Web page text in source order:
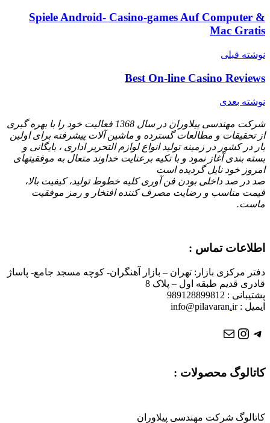
Spiele Android- Casino-games Auf Computer &
Mac Gratis
نوشته قبلی
Best On-line Casino Reviews
نوشته بعدی
شرکت مهندسی پیلاوران در سال 1368 فعالیت خود را با بهره گیری
از تحقیقات و مطالعات گسترده و ماشین آلات پیشرفته برای اولین
بار در کشور در زمینه تولید انواع لوازم التحریر اداری ، بایگانی و
بسته بندی آغاز نمود و با تكیه برعنایت خداوند متعال به موفقیتهای
امروز خود نایل گردیده است
صد در صد داخلی بودن فن آوری کلیه خطوط تولید، کیفیت بالا،
قیمت مناسب و رضایت مصرف کننده افتخار و رمز موفقیت
ماست.
اطلاعات تماس :
دفتر مرکزی بازار: تهران – بازار آهنگران- کوچه مسجد جامع- پاساژ
قادری قدیم طبقه اول – پلاک 8
پشتیبانی : 989128899812
ایمیل : info@pilavaran .ir
تلگرام
اینستاگرم
ایمیل
کاتالوگ محصولات :
کاتالوگ شرکت مهندسی پیلاوران